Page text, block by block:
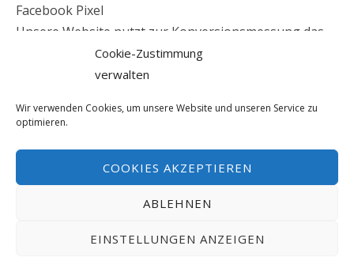
Cookie-Zustimmung
verwalten
Wir verwenden Cookies, um unsere Website und unseren Service zu
optimieren.
COOKIES AKZEPTIEREN
ABLEHNEN
EINSTELLUNGEN ANZEIGEN
Facebook Pixel
Unsere Website nutzt zur Konversionsmessung das
Besucheraktions-Pixel von Facebook, Facebook Inc.,
1601 S. California Ave, Palo Alto, CA 94304, USA
nachverfolgt werden, nachdem diese durch Klick auf
eine Facebook-Werbeanzeige auf die Website des
Anbieters weitergeleitet wurden. Dadurch können die
statistische und Marktforschungszwecke ausgewertet